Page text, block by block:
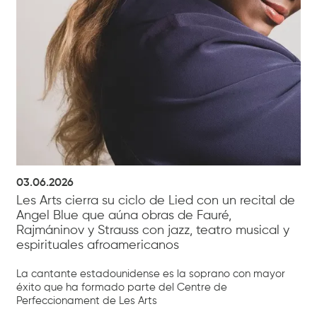
03.06.2026
Les Arts cierra su ciclo de Lied con un recital de
Angel Blue que aúna obras de Fauré,
Rajmáninov y Strauss con jazz, teatro musical y
espirituales afroamericanos
La cantante estadounidense es la soprano con mayor
éxito que ha formado parte del Centre de
Perfeccionament de Les Arts